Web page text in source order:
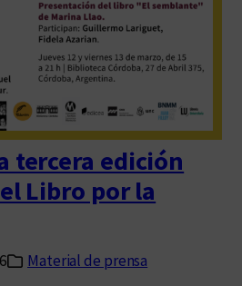
tercera edición
Libro por la
Material de prensa